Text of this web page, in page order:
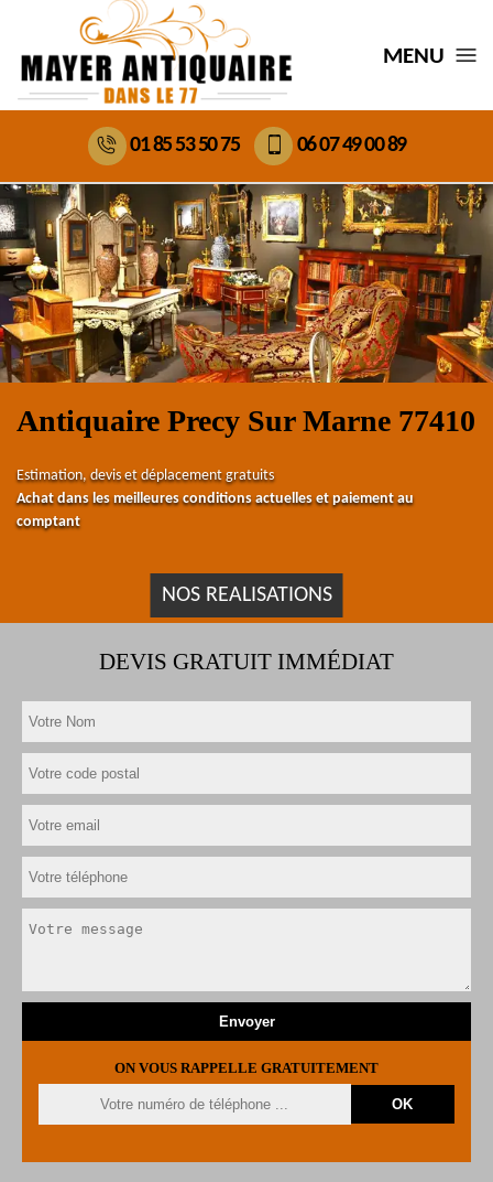
MENU
01 85 53 50 75 06 07 49 00 89
Antiquaire Precy Sur Marne 77410
Estimation, devis et déplacement gratuits
Achat dans les meilleures conditions actuelles et paiement au
comptant
NOS REALISATIONS
DEVIS GRATUIT IMMÉDIAT
ON VOUS RAPPELLE GRATUITEMENT